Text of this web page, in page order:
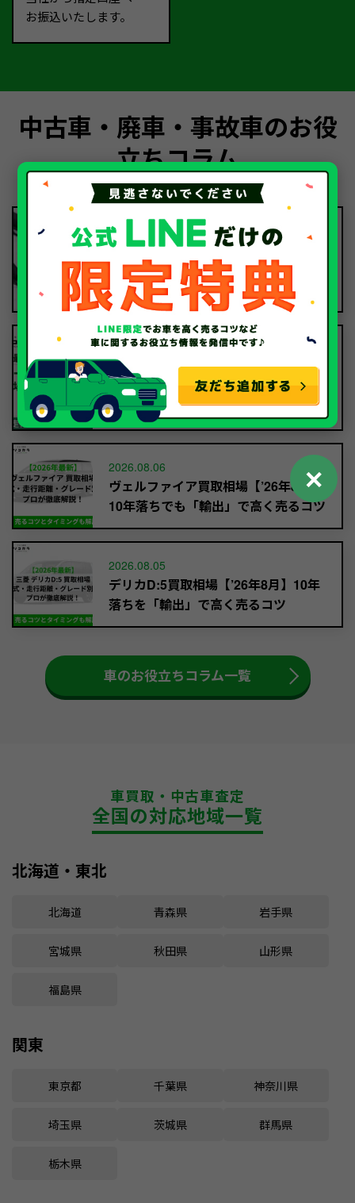
お振込いたします。
中古車・廃車・事故車のお役
立ちコラム
2026.08.06
故人の車の名義変更｜死亡から15日を
過ぎても迷わず手放す方法【行政書士
監修】
2026.08.06
ハリアー買取相場【’26年8月】10年落
ちを買い叩かれずに輸出で高く売るコ
ツ
2026.08.06
ヴェルファイア買取相場【’26年8月】
10年落ちでも「輸出」で高く売るコツ
2026.08.05
デリカD:5買取相場【’26年8月】10年
落ちを「輸出」で高く売るコツ
車のお役立ちコラム一覧
車買取・中古車査定
全国の対応地域一覧
北海道・東北
北海道 青森県 岩手県
宮城県 秋田県 山形県
福島県
関東
東京都 千葉県 神奈川県
埼玉県 茨城県 群馬県
栃木県
✕